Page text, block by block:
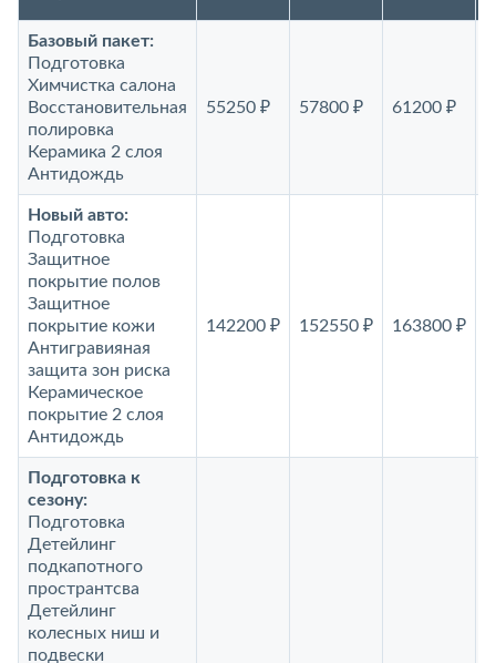
Базовый пакет:
Подготовка
Химчистка салона
Восстановительная
полировка
Керамика 2 слоя
Антидождь
55250 ₽ 57800 ₽ 61200 ₽
Новый авто:
Подготовка
Защитное
покрытие полов
Защитное
покрытие кожи
Антигравияная
защита зон риска
Керамическое
покрытие 2 слоя
Антидождь
142200 ₽ 152550 ₽ 163800 ₽
Подготовка к
сезону:
Подготовка
Детейлинг
подкапотного
пространтсва
Детейлинг
колесных ниш и
подвески